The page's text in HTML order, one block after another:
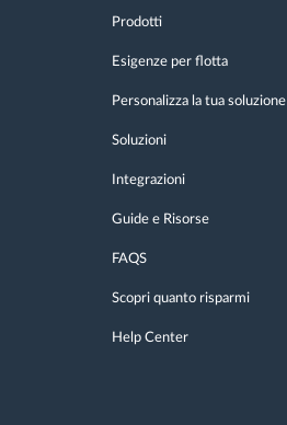
Prodotti
Esigenze per flotta
Personalizza la tua soluzione
Soluzioni
Integrazioni
Guide e Risorse
FAQS
Scopri quanto risparmi
Help Center